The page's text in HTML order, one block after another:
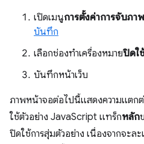
เปิดเมนูการตั้งค่าการจับภาพ
บันทึก
เลือกช่องทำเครื่องหมายปิดใ
บันทึกหน้าเว็บ
ภาพหน้าจอต่อไปนี้แสดงความแตกต่
ใช้ตัวอย่าง JavaScript แทร็กหลัก
ปิดใช้การสุ่มตัวอย่าง เนื่องจากจะละ